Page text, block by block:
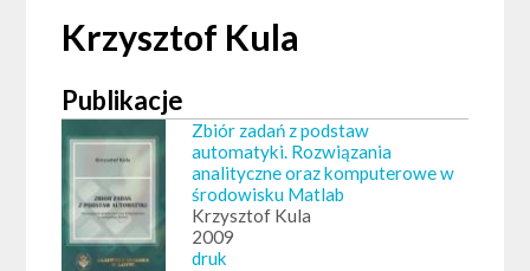
Krzysztof Kula
Publikacje
Zbiór zadań z podstaw
automatyki. Rozwiązania
analityczne oraz komputerowe w
środowisku Matlab
Krzysztof Kula
2009
druk